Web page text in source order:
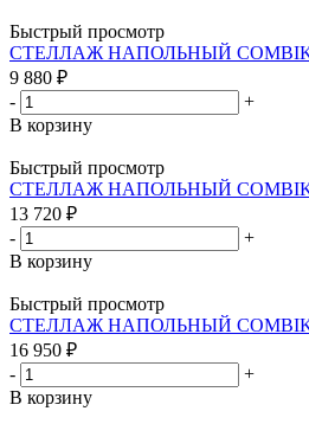
Быстрый просмотр
СТЕЛЛАЖ НАПОЛЬНЫЙ COMBIK
9 880 ₽
-
+
В корзину
Быстрый просмотр
СТЕЛЛАЖ НАПОЛЬНЫЙ COMBIK
13 720 ₽
-
+
В корзину
Быстрый просмотр
СТЕЛЛАЖ НАПОЛЬНЫЙ COMBIK
16 950 ₽
-
+
В корзину